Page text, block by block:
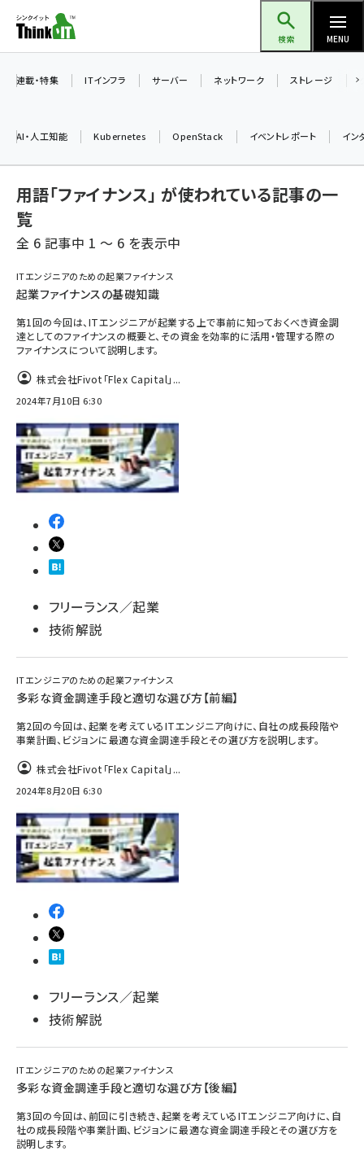
ン
ツ
検索 MENU
iot女子会 (2281)
北海道をのんびり旅する晴山佳須夫のヒント集！ (2037)
drupal (1956)
genai (1484)
ai crunch (1355)
連載・特集 ITインフラ サーバー ネットワーク ストレージ
AI・人工知能 Kubernetes OpenStack イベントレポート イン
用語「ファイナンス」 が使われている記事の一
覧
全 6 記事中 1 ～ 6 を表示中
ITエンジニアのための起業ファイナンス
起業ファイナンスの基礎知識
第1回の今回は、ITエンジニアが起業する上で事前に知っておくべき資金調
達としてのファイナンスの概要と、その資金を効率的に活用・管理する際の
ファイナンスについて説明します。
株式会社Fivot「Flex Capital」...
2024年7月10日 6:30
フリーランス／起業
技術解説
ITエンジニアのための起業ファイナンス
多彩な資金調達手段と適切な選び方【前編】
第2回の今回は、起業を考えているITエンジニア向けに、自社の成長段階や
事業計画、ビジョンに最適な資金調達手段とその選び方を説明します。
株式会社Fivot「Flex Capital」...
2024年8月20日 6:30
フリーランス／起業
技術解説
ITエンジニアのための起業ファイナンス
多彩な資金調達手段と適切な選び方【後編】
第3回の今回は、前回に引き続き、起業を考えているITエンジニア向けに、自
社の成長段階や事業計画、ビジョンに最適な資金調達手段とその選び方を
説明します。